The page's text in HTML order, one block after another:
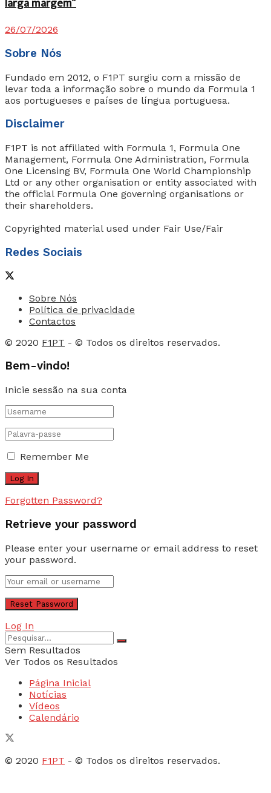
26/07/2026
Sobre Nós
Fundado em 2012, o F1PT surgiu com a missão de
levar toda a informação sobre o mundo da Formula 1
aos portugueses e países de língua portuguesa.
Disclaimer
F1PT is not affiliated with Formula 1, Formula One
Management, Formula One Administration, Formula
One Licensing BV, Formula One World Championship
Ltd or any other organisation or entity associated with
the official Formula One governing organisations or
their shareholders.
Copyrighted material used under Fair Use/Fair
Redes Sociais
Sobre Nós
Política de privacidade
Contactos
© 2020 F1PT - © Todos os direitos reservados.
Bem-vindo!
Inicie sessão na sua conta
Remember Me
Forgotten Password?
Retrieve your password
Please enter your username or email address to reset
your password.
Log In
Sem Resultados
Ver Todos os Resultados
Página Inicial
Notícias
Vídeos
Calendário
© 2020 F1PT - © Todos os direitos reservados.